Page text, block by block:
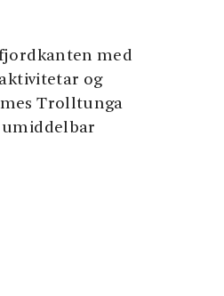
med
og
Trolltunga